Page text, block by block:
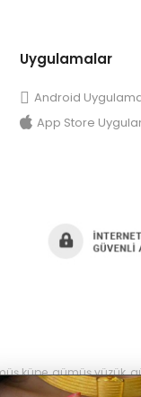
Uygulamalar
Android
App Store
küpe, gümüş yüzük,